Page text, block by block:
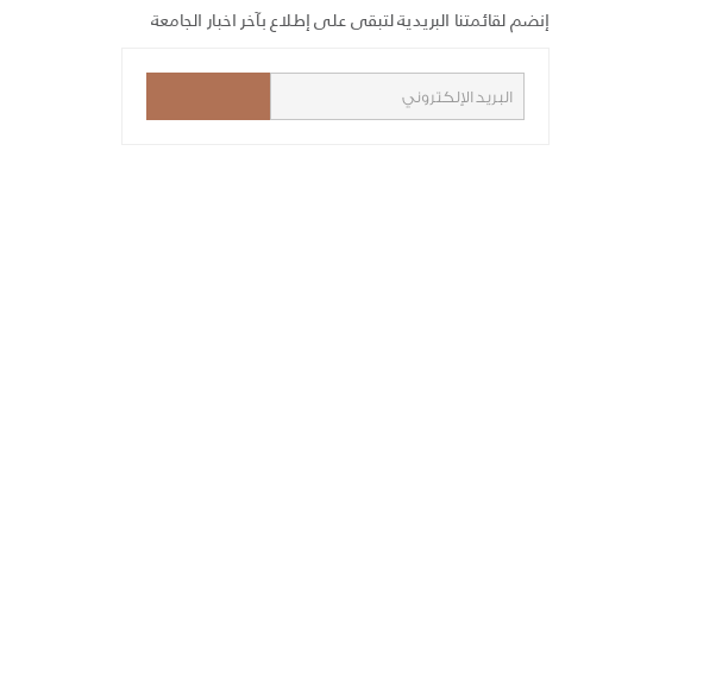
إنضم لقائمتنا البريدية لتبقى على إطلاع بآخر اخبار الجامعة